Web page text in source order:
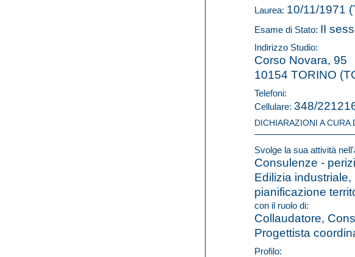
Laurea: 10/11/1971
Esame di Stato: II
Indirizzo Studio:
Corso Novara, 95
10154 TORINO
Telefoni:
Cellulare: 348/
DICHIARAZIONI A CURA
Svolge la sua attività
Consulenze -
Edilizia
pianificazione
con il ruolo di:
Collaudatore,
Progettista
Profilo: